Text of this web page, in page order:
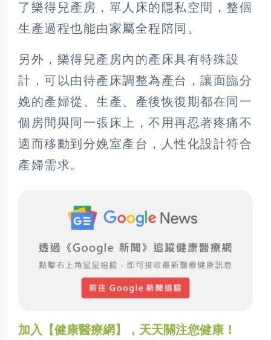
了樂得兒產房，單人床的隱私空間，整個
生產過程也能由家屬全程陪同。
另外，樂得兒產房內的產床具有特殊設
計，可以由待產床調整為產台，讓面臨分
娩的產婦從、生產、產後恢復期都在同一
個房間與同一張床上，不用再忍著疼痛不
適而移動到分娩室產台，人性化設計符合
產婦需求。
加入【健康醫療網】，天天關注您健康！